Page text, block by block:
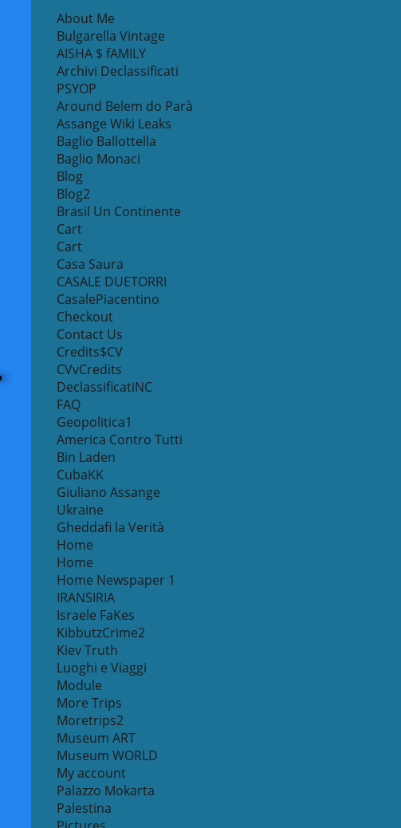
About Me
Bulgarella Vintage
AISHA $ fAMILY
Archivi Declassificati
PSYOP
Around Belem do Parà
Assange Wiki Leaks
Baglio Ballottella
Baglio Monaci
Blog
Blog2
Brasil Un Continente
Cart
Cart
Casa Saura
CASALE DUETORRI
CasalePiacentino
Checkout
Contact Us
Credits$CV
CVvCredits
DeclassificatiNC
FAQ
Geopolitica1
America Contro Tutti
Bin Laden
CubaKK
Giuliano Assange
Ukraine
Gheddafi la Verità
Home
Home
Home Newspaper 1
IRANSIRIA
Israele FaKes
KibbutzCrime2
Kiev Truth
Luoghi e Viaggi
Module
More Trips
Moretrips2
Museum ART
Museum WORLD
My account
Palazzo Mokarta
Palestina